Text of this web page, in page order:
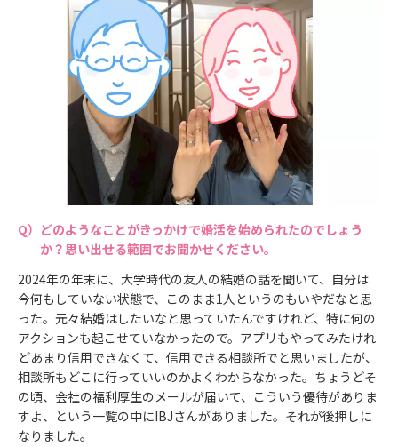
どのようなことがきっかけで婚活を始められたのでしょう
か？思い出せる範囲でお聞かせください。
2024年の年末に、大学時代の友人の結婚の話を聞いて、自分は
今何もしていない状態で、このまま1人というのもいやだなと思
った。元々結婚はしたいなと思っていたんですけれど、特に何の
アクションも起こせていなかったので。アプリもやってみたけれ
どあまり信用できなくて、信用できる相談所でと思いましたが、
相談所もどこに行っていいのかよくわからなかった。ちょうどそ
の頃、会社の福利厚生のメールが届いて、こういう優待がありま
すよ、という一覧の中にIBJさんがありました。それが後押しに
なりました。